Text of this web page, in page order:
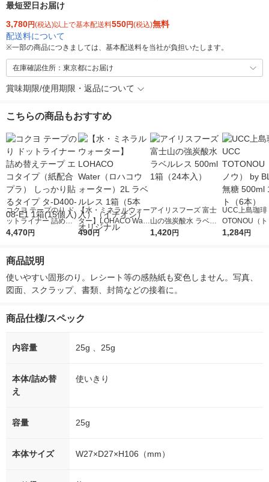
最短翌日お届け
3,780円(税込)以上で基本配送料550円(税込)無料
配送料について
※一部の商品につきましては、基本配送料を当社が負担いたします。
在庫確認住所：東京都にお届け
賞味期限/使用期限・返品について
こちらの商品もおすすめ
コクヨ テープのり ド
ットライナー 詰め替
えテープ エコタイプ
00-08-E1 1箱(15個入)
4,470円
【水・ミネラルウォー
ター】LOHACO Wate
r（ロハコウォータ
490円
アイリスフーズ 富士
山の強炭酸水 ラベル
レス 500ml 1箱（24
1,420円
UCC上島珈琲
OTONOU（
ウ） by
1,284円
商品説明
使いやすい固形のり。レシート等の感熱紙も変色しません。写真、
図面、スクラップ、書類、封筒などの接着に。
商品仕様/スペック
内容量 25g 、25g
本体/詰め替
え
使いきり
容量 25g
本体サイズ W27×D27×H106（mm）